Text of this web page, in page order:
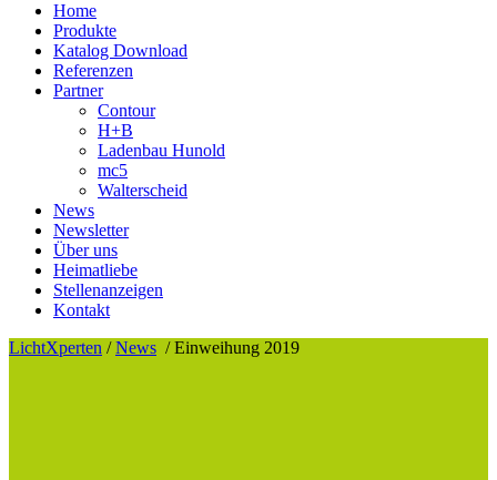
Home
Produkte
Katalog Download
Referenzen
Partner
Contour
H+B
Ladenbau Hunold
mc5
Walterscheid
News
Newsletter
Über uns
Heimatliebe
Stellenanzeigen
Kontakt
LichtXperten /News /Einweihung 2019